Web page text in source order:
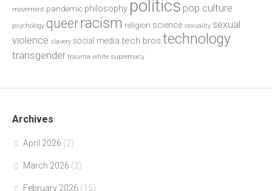
movement pandemic philosophy politics pop culture
psychology queerracism religion science sexuality sexual
violence slavery social media tech bros technology
transgender trauma white supremacy
Archives
April 2026 (2)
March 2026 (2)
February 2026 (15)